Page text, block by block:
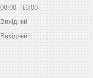
08:00
16:00
Вихідний
Вихідний